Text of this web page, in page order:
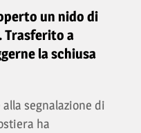
un nido di
Trasferito a
la schiusa
segnalazione di
ha